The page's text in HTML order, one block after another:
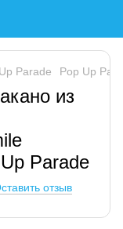
Parade Pop Up
из
Parade
отзыв